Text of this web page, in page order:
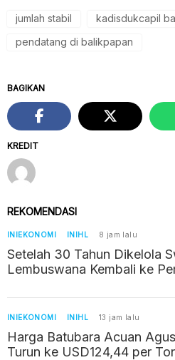
jumlah stabil
kadisdukcapil
pendatang di balikpapan
KREDIT
BAGIKAN
REKOMENDASI
INIEKONOMI INIHL 8 jam lalu
Setelah 30 Tahun Dikelola
Lembuswana Kembali ke
INIEKONOMI INIHL 13 jam lalu
Harga Batubara Acuan
Turun ke USD124,44 per